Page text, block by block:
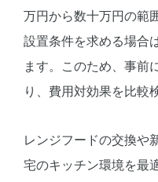
万円から数十万円の範
設置条件を求める場合
ます。このため、事前
り、費用対効果を比較
レンジフードの交換や
宅のキッチン環境を最